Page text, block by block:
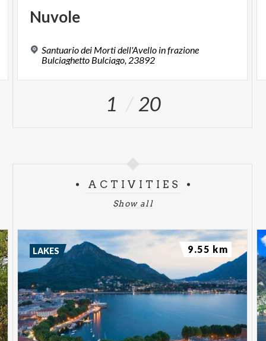
Nuvole
Santuario dei Morti dell'Avello in frazione
Bulciaghetto Bulciago, 23892
1 20
ACTIVITIES
Show all
LAKES 9.55 km